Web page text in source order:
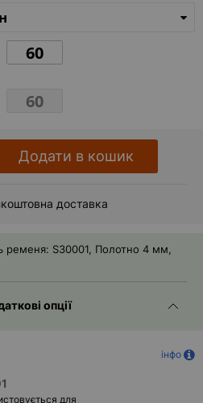
Додати в кошик
доставка
ременя: S30001, Полотно 4 мм,
опції
інфо
для